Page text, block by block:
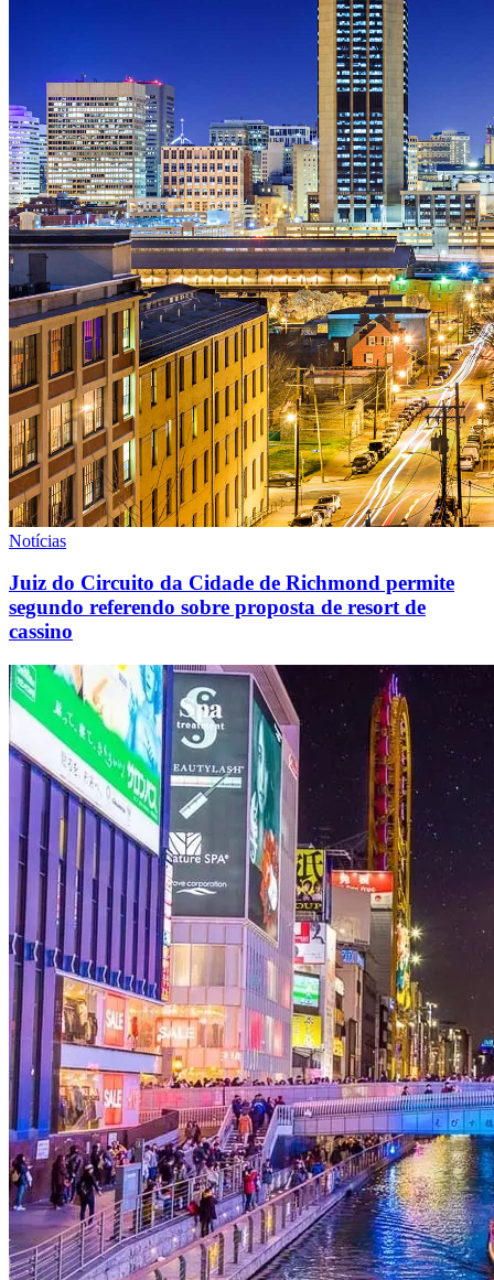
Notícias
Juiz do Circuito da Cidade de Richmond permite
segundo referendo sobre proposta de resort de
cassino